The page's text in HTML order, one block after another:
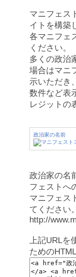
マニフェス
イトを構築
各マニフェ
ください。
多くの政治
場合はマニ
示いただき、
数件など表
レジットの
政治家の名前
政治家の名
フェストへ
マニフェス
てください。
http://
上記URLを
ための